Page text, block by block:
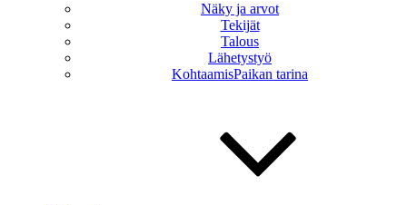
Näky ja arvot
Tekijät
Talous
Lähetystyö
KohtaamisPaikan tarina